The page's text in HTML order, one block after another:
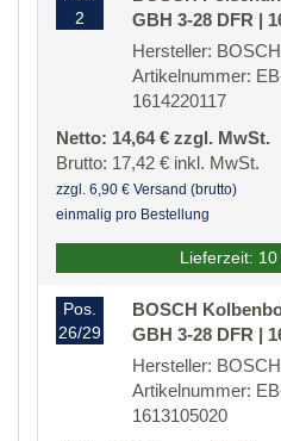
2
GBH 3-28 DFR |
Hersteller: BOSCH
Artikelnummer:
1614220117
Netto: 14,64 € zzgl. MwSt.
Brutto: 17,42 € inkl. MwSt.
zzgl. 6,90 € Versand (brutto)
einmalig pro Bestellung
Lieferzeit:
Pos.
26/29
BOSCH
GBH 3-28 DFR |
Hersteller: BOSCH
Artikelnummer:
1613105020